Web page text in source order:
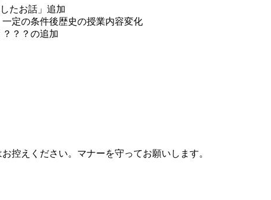
たお話」追加
の条件後歴史の授業内容変化
？？の追加
控えください。マナーを守ってお願いします。